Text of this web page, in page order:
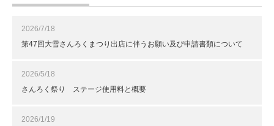
2026/7/18
第47回大雪さんろくまつり出店に伴うお願い及び申請書類について
2026/5/18
さんろく祭り ステージ使用料と概要
2026/1/19